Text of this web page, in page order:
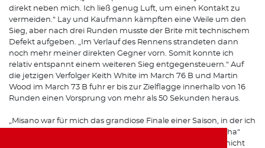
direkt neben mich. Ich ließ genug Luft, um einen Kontakt zu
vermeiden.“ Lay und Kaufmann kämpften eine Weile um den
Sieg, aber nach drei Runden musste der Brite mit technischem
Defekt aufgeben. „Im Verlauf des Rennens strandeten dann
noch mehr meiner direkten Gegner vorn. Somit konnte ich
relativ entspannt einem weiteren Sieg entgegensteuern.“ Auf
die jetzigen Verfolger Keith White im March 76 B und Martin
Wood im March 73 B fuhr er bis zur Zielflagge innerhalb von 16
Runden einen Vorsprung von mehr als 50 Sekunden heraus.
„Misano war für mich das grandiose Finale einer Saison, in der ich
von sechs Rennläufen fünf gewann“, resümiert der „Piranha“
begeistert. „Und obwohl ich in Brands Hatch sowie Dijon nicht